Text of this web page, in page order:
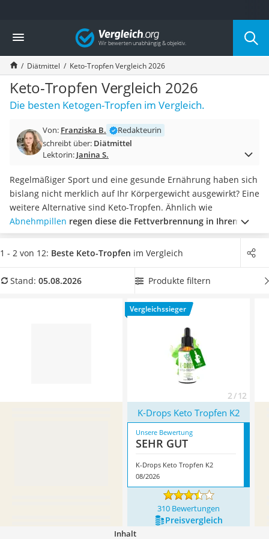
Die beliebtesten Vergleiche nach Kategorie
Drogerie
Inhalator
Haarschneider
Rollator
Braun Rasierer
Katzenklappe (Chip)
Masturbator
Massagepistole
Reisehaartrockner
Eiweißpulver
Magnesiumpräparat
Katzenklappe
Nackenmassagegerät
Zeckenschutz Katze
Oral-B elektrische Zahnbürste
leichter Haartrockner
Vergleich
Diätmittel Keto-Tropfen Vergleich 2026
Keto-Tropfen Vergleich 2026
Die besten Ketogen-Tropfen im Vergleich.
Von: Franziska B.
Redakteurin
schreibt über: Diätmittel
Lektorin: Janina S.
Regelmäßiger Sport und eine gesunde Ernährung haben sich
bislang nicht merklich auf Ihr Körpergewicht ausgewirkt? Eine
weitere Alternative sind Keto-Tropfen. Ähnlich wie
Abnehmpillen regen diese die Fettverbrennung in Ihrem
Körper an. Hierbei greifen die meisten Personen laut
gängigen Online-Tests gern auf Tropfen anstatt auf Tabletten
Tropfen mit viel Inhalt
, um diese über einen langen Zeitraum
K-Drops Keto Tropfen K2
1 - 2 von 12: Beste Keto-Tropfen im Vergleich
Stand: 05.08.2026 Produkte filtern
Vergleichssieger
2 / 12
K-Drops Keto Tropfen K2
Unsere Bewertung
SEHR GUT
K-Drops Keto Tropfen K2
08/2026
310 Bewertungen
Preis­vergleich
Inhalt